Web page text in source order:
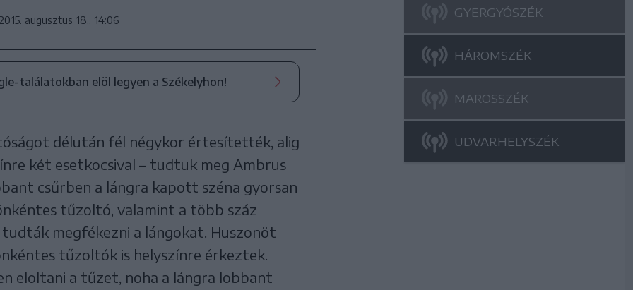
2015. augusztus 18., 14:06
találatokban elöl legyen a Székelyhon!
délután fél négykor értesítették, alig
két esetkocsival – tudtuk meg Ambrus
csűrben a lángra kapott széna gyorsan
tűzoltó, valamint a több száz
megfékezni a lángokat. Huszonöt
tűzoltók is helyszínre érkeztek.
eloltani a tűzet, noha a lángra lobbant
GYERGYÓSZÉK
HÁROMSZÉK
MAROSSZÉK
UDVARHELYSZÉK